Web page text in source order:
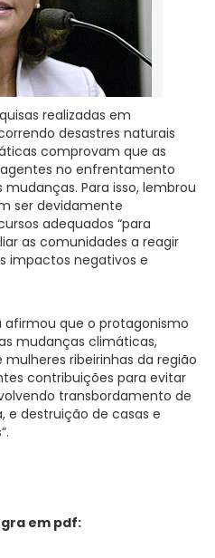
realizadas em
desastres naturais
comprovam que as
no enfrentamento
Para isso, lembrou
ser devidamente
adequados “para
as comunidades a reagir
impactos negativos e
que o protagonismo
mudanças climáticas,
ribeirinhas da região
contribuições para evitar
transbordamento de
e destruição de casas e
em pdf: